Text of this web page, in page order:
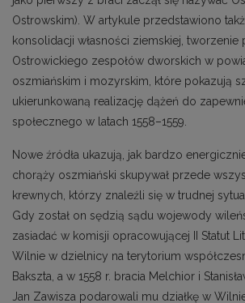
Ostrowskim). W artykule przedstawiono
konsolidacji własności ziemskiej, tworzenie
Ostrowickiego zespołów dworskich w
oszmiańskim i mozyrskim, które pokazują
ukierunkowaną realizację dążeń do
społecznego w latach 1558–1559.
Nowe źródła ukazują, jak bardzo
chorąży oszmiański skupywał przede
krewnych, którzy znaleźli się w trudnej
Gdy został on sędzią sądu wojewody
zasiadać w komisji opracowującej II Statut
Wilnie w dzielnicy na terytorium
Bakszta, a w 1558 r. bracia Melchior i
Jan Zawisza podarowali mu działkę w